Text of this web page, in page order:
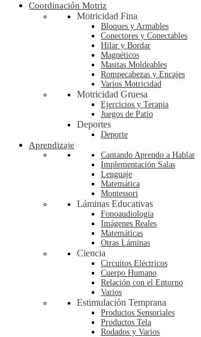
Coordinación Motriz
Motricidad Fina
Bloques y Armables
Conectores y Conectables
Hilar y Bordar
Magnéticos
Masitas Moldeables
Rompecabezas y Encajes
Varios Motricidad
Motricidad Gruesa
Ejercicios y Terapia
Juegos de Patio
Deportes
Deporte
Aprendizaje
Cantando Aprendo a Hablar
Implementación Salas
Lenguaje
Matemática
Montessori
Láminas Educativas
Fonoaudiología
Imágenes Reales
Matemáticas
Otras Láminas
Ciencia
Circuitos Eléctricos
Cuerpo Humano
Relación con el Entorno
Varios
Estimulación Temprana
Productos Sensoriales
Productos Tela
Rodados y Varios